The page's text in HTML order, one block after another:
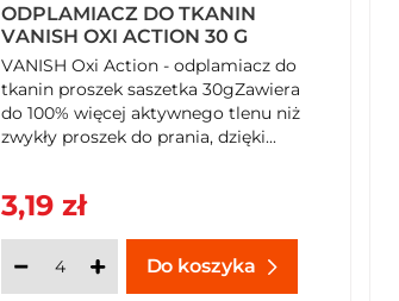
ODPLAMIACZ DO TKANIN
VANISH OXI ACTION 30 G
VANISH Oxi Action - odplamiacz do
tkanin proszek saszetka 30gZawiera
do 100% więcej aktywnego tlenu niż
zwykły proszek do prania, dzięki...
3,19 zł
Do koszyka